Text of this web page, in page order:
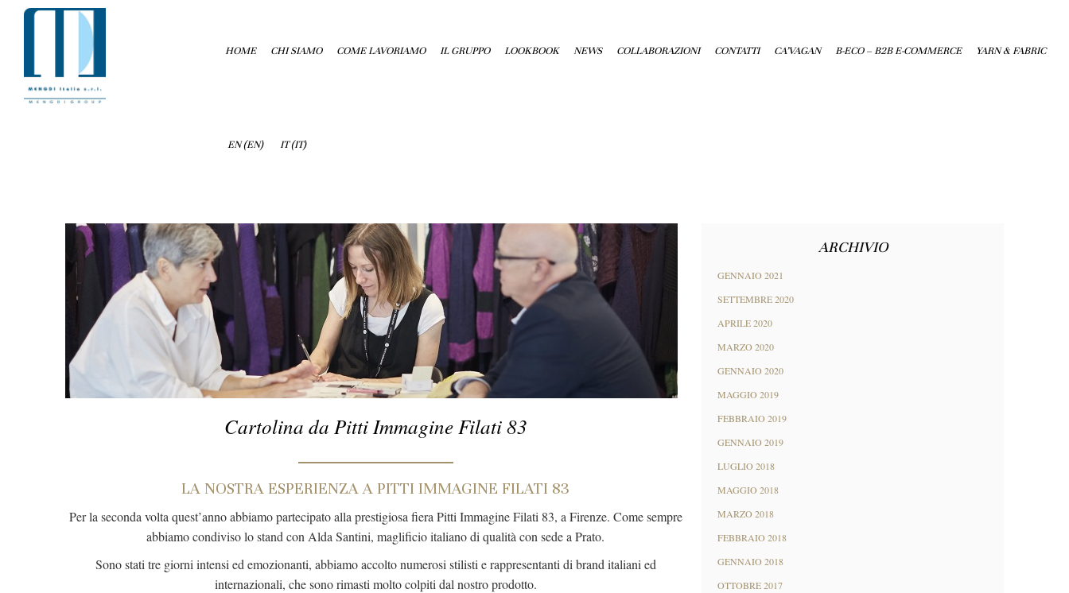
HOME CHI SIAMO COME LAVORIAMO IL GRUPPO LOOKBOOK NEWS COLLABORAZIONI CONTATTI CA’VAGAN B-ECO – B2B E-COMMERCE YARN & FABRIC
EN(EN) IT(IT)
Cartolina da Pitti Immagine Filati 83
LA NOSTRA ESPERIENZA A PITTI IMMAGINE FILATI 83
Per la seconda volta quest’anno abbiamo partecipato alla prestigiosa fiera Pitti Immagine Filati 83, a Firenze. Come sempre
abbiamo condiviso lo stand con Alda Santini, maglificio italiano di qualità con sede a Prato.
Sono stati tre giorni intensi ed emozionanti, abbiamo accolto numerosi stilisti e rappresentanti di brand italiani ed
internazionali, che sono rimasti molto colpiti dal nostro prodotto.
ARCHIVIO
GENNAIO 2021
SETTEMBRE 2020
APRILE 2020
MARZO 2020
GENNAIO 2020
MAGGIO 2019
FEBBRAIO 2019
GENNAIO 2019
LUGLIO 2018
MAGGIO 2018
MARZO 2018
FEBBRAIO 2018
GENNAIO 2018
OTTOBRE 2017